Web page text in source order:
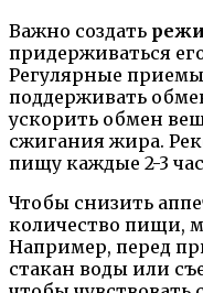
Важно создать
придерживаться
Регулярные
поддерживать
ускорить обмен
сжигания жира.
пищу каждые 2-3
Чтобы снизить
количество пищи,
Например, перед
стакан воды или